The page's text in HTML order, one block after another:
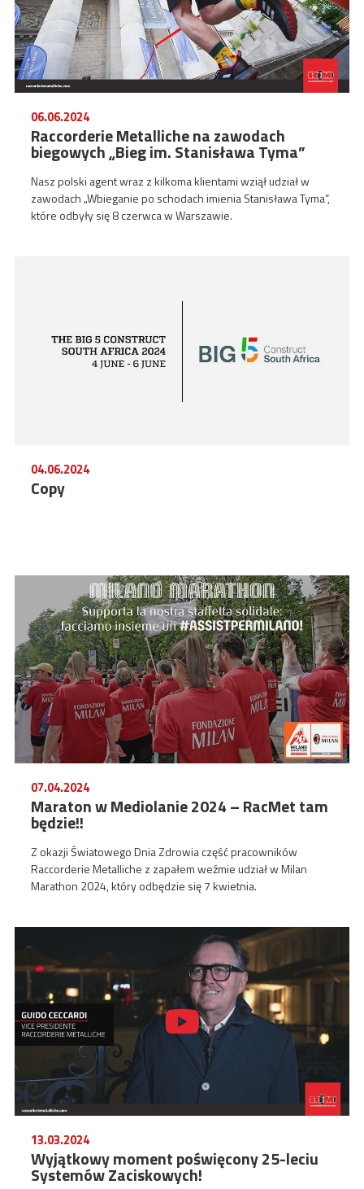
06.06.2024
Raccorderie Metalliche na zawodach
biegowych „Bieg im. Stanisława Tyma”
Nasz polski agent wraz z kilkoma klientami wziął udział w
zawodach „Wbieganie po schodach imienia Stanisława Tyma”,
które odbyły się 8 czerwca w Warszawie.
04.06.2024
Copy
07.04.2024
Maraton w Mediolanie 2024 – RacMet tam
będzie!!
Z okazji Światowego Dnia Zdrowia część pracowników
Raccorderie Metalliche z zapałem weźmie udział w Milan
Marathon 2024, który odbędzie się 7 kwietnia.
13.03.2024
Wyjątkowy moment poświęcony 25-leciu
Systemów Zaciskowych!